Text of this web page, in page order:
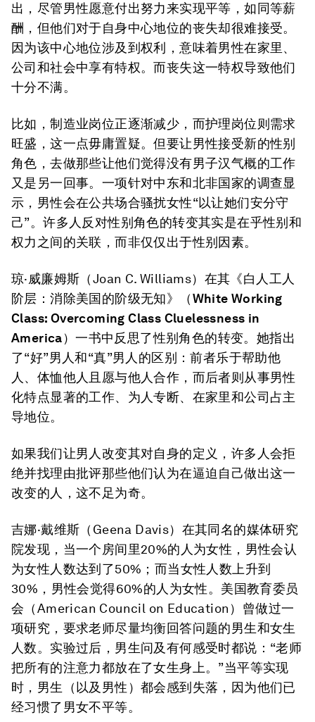
出，尽管男性愿意付出努力来实现平等，如同等薪
酬，但他们对于自身中心地位的丧失却很难接受。
因为该中心地位涉及到权利，意味着男性在家里、
公司和社会中享有特权。而丧失这一特权导致他们
十分不满。
比如，制造业岗位正逐渐减少，而护理岗位则需求
旺盛，这一点毋庸置疑。但要让男性接受新的性别
角色，去做那些让他们觉得没有男子汉气概的工作
又是另一回事。一项针对中东和北非国家的调查显
示，男性会在公共场合骚扰女性“以让她们安分守
己”。许多人反对性别角色的转变其实是在乎性别和
权力之间的关联，而非仅仅出于性别因素。
琼·威廉姆斯（Joan C. Williams）在其《白人工人
阶层：消除美国的阶级无知》（White Working
Class: Overcoming Class Cluelessness in
America）一书中反思了性别角色的转变。她指出
了“好”男人和“真”男人的区别：前者乐于帮助他
人、体恤他人且愿与他人合作，而后者则从事男性
化特点显著的工作、为人专断、在家里和公司占主
导地位。
如果我们让男人改变其对自身的定义，许多人会拒
绝并找理由批评那些他们认为在逼迫自己做出这一
改变的人，这不足为奇。
吉娜·戴维斯（Geena Davis）在其同名的媒体研究
院发现，当一个房间里20%的人为女性，男性会认
为女性人数达到了50%；而当女性人数上升到
30%，男性会觉得60%的人为女性。美国教育委员
会（American Council on Education）曾做过一
项研究，要求老师尽量均衡回答问题的男生和女生
人数。实验过后，男生问及有何感受时都说：“老师
把所有的注意力都放在了女生身上。”当平等实现
时，男生（以及男性）都会感到失落，因为他们已
经习惯了男女不平等。